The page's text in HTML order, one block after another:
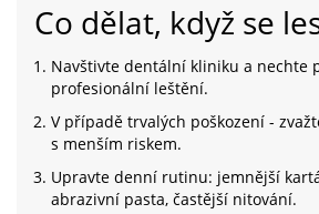
Co dělat, když se
Navštivte dentální kliniku a nechte
profesionální leštění.
V případě trvalých poškození -
s menším riskem.
Upravte denní rutinu: jemnější
abrazivní pasta, častější nitování.